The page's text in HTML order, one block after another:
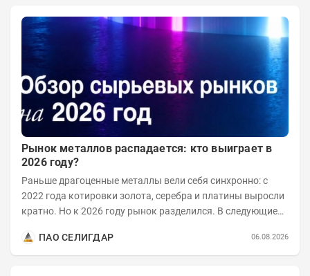
Рынок металлов распадается: кто выиграет в
2026 году?
Раньше драгоценные металлы вели себя синхронно: с
2022 года котировки золота, серебра и платины выросли
кратно. Но к 2026 году рынок разделился. В следующие
ПАО СЕЛИГДАР
06.08.2026